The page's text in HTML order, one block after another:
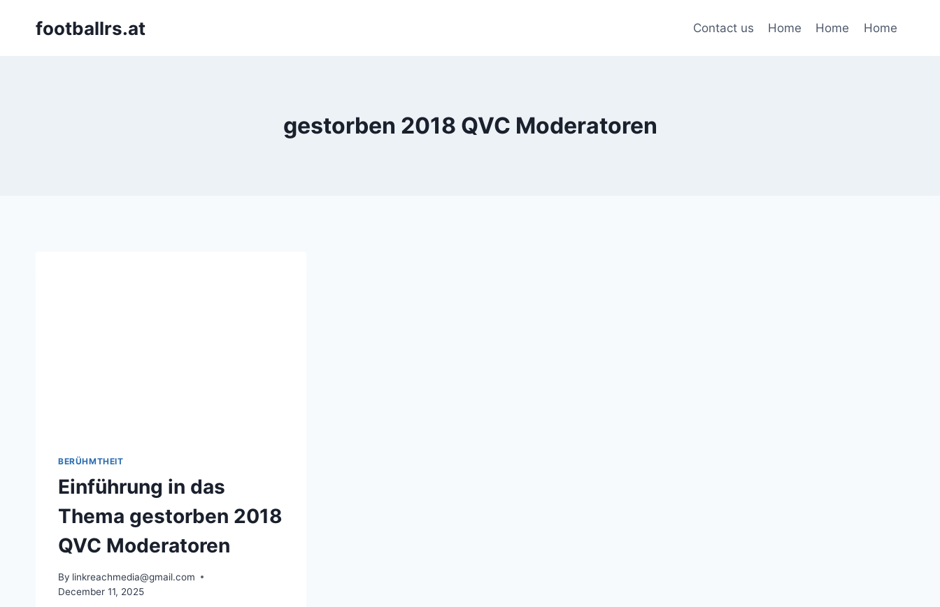
footballrs.at Contact us Home Home Home
gestorben 2018 QVC Moderatoren
BERÜHMTHEIT
Einführung in das
Thema gestorben 2018
QVC Moderatoren
By linkreachmedia@gmail.com
December 11, 2025